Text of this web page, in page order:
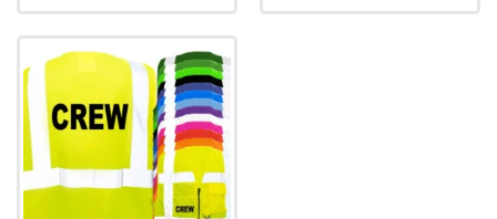
Add to
wishlist